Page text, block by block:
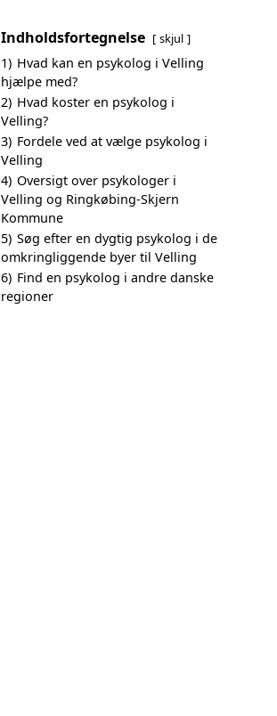
Indholdsfortegnelse skjul
1) Hvad kan en psykolog i Velling
hjælpe med?
2) Hvad koster en psykolog i
Velling?
3) Fordele ved at vælge psykolog i
Velling
4) Oversigt over psykologer i
Velling og Ringkøbing-Skjern
Kommune
5) Søg efter en dygtig psykolog i de
omkringliggende byer til Velling
6) Find en psykolog i andre danske
regioner